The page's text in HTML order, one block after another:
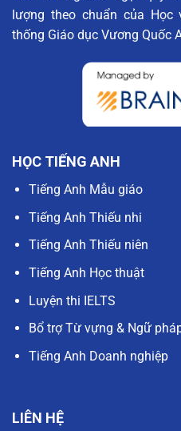
lượng theo chuẩn của Học
thống Giáo dục Vương Quốc
HỌC TIẾNG ANH
Tiếng Anh Mẫu giáo
Tiếng Anh Thiếu nhi
Tiếng Anh Thiếu niên
Tiếng Anh Học thuật
Luyện thi IELTS
Bổ trợ Từ vựng & Ngữ
Tiếng Anh Doanh nghiệp
LIÊN HỆ